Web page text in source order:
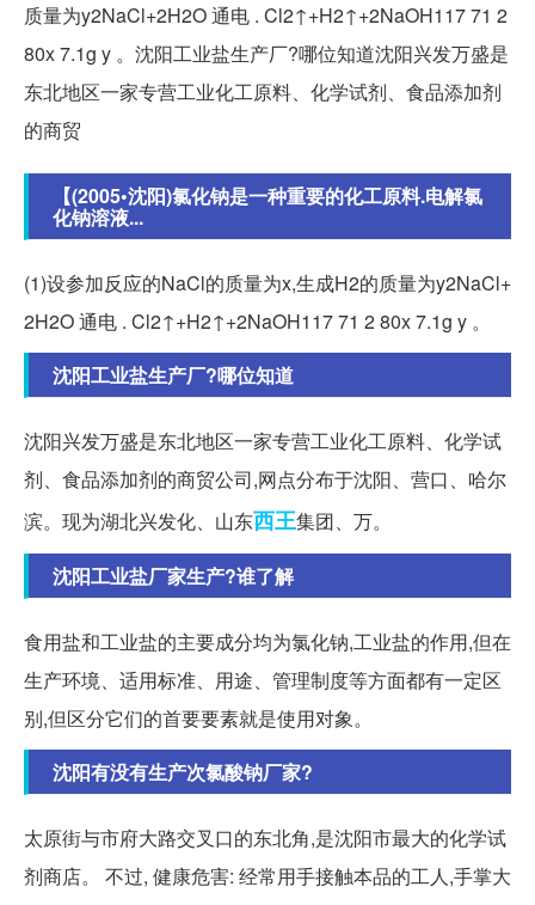
质量为y2NaCl+2H2O 通电 . Cl2↑+H2↑+2NaOH117 71 2
80x 7.1g y 。沈阳工业盐生产厂?哪位知道沈阳兴发万盛是
东北地区一家专营工业化工原料、化学试剂、食品添加剂
的商贸
【(2005•沈阳)氯化钠是一种重要的化工原料.电解氯
化钠溶液...
(1)设参加反应的NaCl的质量为x,生成H2的质量为y2NaCl+
2H2O 通电 . Cl2↑+H2↑+2NaOH117 71 2 80x 7.1g y 。
沈阳工业盐生产厂?哪位知道
沈阳兴发万盛是东北地区一家专营工业化工原料、化学试
剂、食品添加剂的商贸公司,网点分布于沈阳、营口、哈尔
滨。现为湖北兴发化、山东西王集团、万。
沈阳工业盐厂家生产?谁了解
食用盐和工业盐的主要成分均为氯化钠,工业盐的作用,但在
生产环境、适用标准、用途、管理制度等方面都有一定区
别,但区分它们的首要要素就是使用对象。
沈阳有没有生产次氯酸钠厂家?
太原街与市府大路交叉口的东北角,是沈阳市最大的化学试
剂商店。 不过, 健康危害: 经常用手接触本品的工人,手掌大